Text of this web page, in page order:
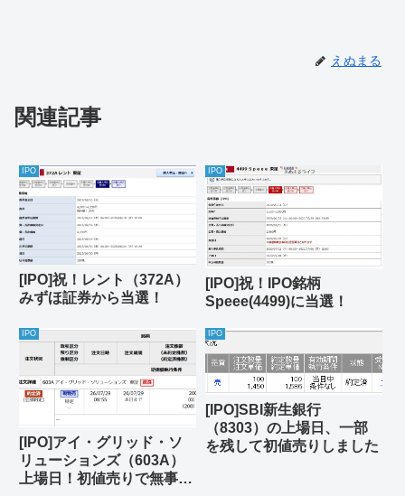
えぬまる
関連記事
IPO
[IPO]祝！レント（372A）
みずほ証券から当選！
IPO
[IPO]祝！IPO銘柄
Speee(4499)に当選！
IPO
[IPO]アイ・グリッド・ソ
リューションズ（603A）
上場日！初値売りで無事に
IPO
[IPO]SBI新生銀行
（8303）の上場日、一部
を残して初値売りしました